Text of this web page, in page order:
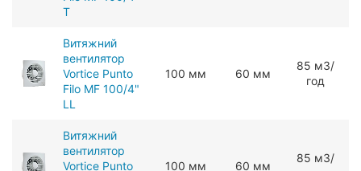
T
Витяжний
вентилятор
Vortice Punto
Filo MF 100/4"
LL
100 мм 60 мм
85 мЗ/
год
Витяжний
вентилятор
Vortice Punto
100 мм 60 мм
85 мЗ/